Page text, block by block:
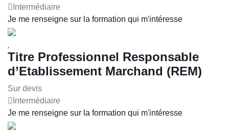
Intermédiaire
Je me renseigne sur la formation qui m'intéresse
Titre Professionnel Responsable
d’Etablissement Marchand (REM)
Sur devis
Intermédiaire
Je me renseigne sur la formation qui m'intéresse